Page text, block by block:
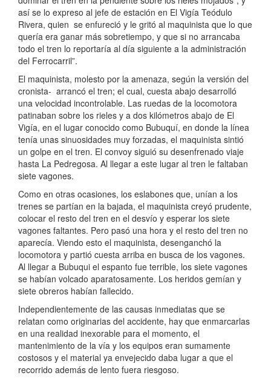
así se lo expreso al jefe de estación en El Vigía Teódulo
Rivera, quien se enfureció y le gritó al maquinista que lo que
quería era ganar más sobretiempo, y que si no arrancaba
todo el tren lo reportaría al día siguiente a la administración
del Fe­rrocarril”.
El maquinista, molesto por la amenaza, según la versión del
cronista- arrancó el tren; el cual, cuesta abajo desarrolló
una velocidad incontrolable. Las ruedas de la locomotora
patinaban sobre los rieles y a dos kiló­metros abajo de El
Vigía, en el lugar conocido como Bubuquí, en donde la línea
tenía unas sinuosidades muy forzadas, el maquinista sintió
un golpe en el tren. El convoy siguió su desenfrenado viaje
hasta La Pedregosa. Al llegar a este lugar al tren le faltaban
siete vagones.
Como en otras ocasiones, los eslabones que, unían a los
trenes se partían en la bajada, el maquinista creyó prudente,
colocar el resto del tren en el desvío y esperar los siete
vagones fal­tantes. Pero pasó una hora y el resto del tren no
aparecía. Viendo esto el maquinista, desenganchó la
locomotora y partió cuesta arriba en busca de los vagones.
Al llegar a Bubuqui el espanto fue terrible, los siete vagones
se habían volcado aparatosamente. Los heridos gemían y
siete obreros habían fallecido.
Independientemente de las causas inmediatas que se
relatan como originarias del accidente, hay que enmarcarlas
en una realidad inexorable para el momento, el
mantenimiento de la vía y los equipos eran sumamente
costosos y el material ya envejecido daba lugar a que el
recorrido además de lento fuera riesgoso.